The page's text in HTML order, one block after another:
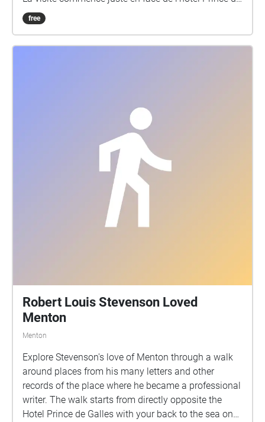
Galles, dos à la mer, sur la Promenade du Soleil.
free
Robert Louis Stevenson Loved
Menton
Menton
Explore Stevenson's love of Menton through a walk
around places from his many letters and other
records of the place where he became a professional
writer. The walk starts from directly opposite the
Hotel Prince de Galles with your back to the sea on